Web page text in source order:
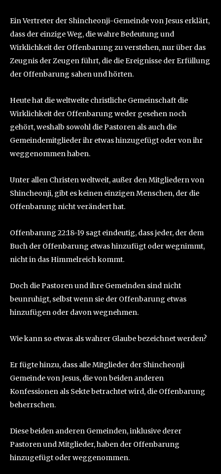
Ein Vertreter der Shincheonji-Gemeinde von Jesus erklärt,
dass der einzige Weg, die wahre Bedeutung und
Wirklichkeit der Offenbarung zu verstehen, nur über das
Zeugnis der Zeugen führt, die die Ereignisse der Erfüllung
der Offenbarung sahen und hörten.
Heute hat die weltweite christliche Gemeinschaft die
Wirklichkeit der Offenbarung weder gesehen noch
gehört, weshalb sowohl die Pastoren als auch die
Gemeindemitglieder ihr etwas hinzugefügt oder von ihr
weggenommen haben.
Unter allen Christen weltweit, außer den Mitgliedern von
Shincheonji, gibt es keinen einzigen Menschen, der die
Offenbarung nicht verändert hat.
Offenbarung 22:18-19 sagt eindeutig, dass jeder, der dem
Buch der Offenbarung etwas hinzufügt oder wegnimmt,
nicht in das Himmelreich kommt.
Doch die Pastoren und ihre Gemeinden sind nicht
beunruhigt, selbst wenn sie der Offenbarung etwas
hinzufügen oder davon wegnehmen.
Wie kann so etwas als wahrer Glaube bezeichnet werden?
Er fügte hinzu, dass alle Mitglieder der Shincheonji
Gemeinde von Jesus, die von beiden anderen
Konfessionen als Sekte betrachtet wird, die Offenbarung
beherrschen.
Diese beiden anderen Gemeinden, inklusive derer
Pastoren und Mitglieder, haben der Offenbarung
hinzugefügt oder weggenommen.